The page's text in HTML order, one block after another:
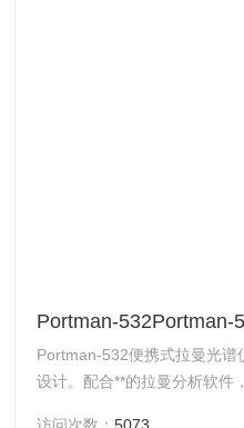
Portman-532Portman-
Portman-532便携式拉曼光谱
设计。配合**的拉曼分析软件